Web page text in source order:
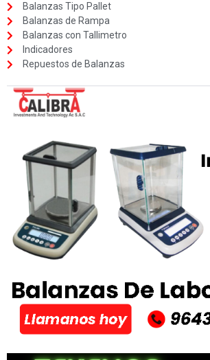
Balanzas Tipo Pallet
Balanzas de Rampa
Balanzas con Tallimetro
Indicadores
Repuestos de Balanzas